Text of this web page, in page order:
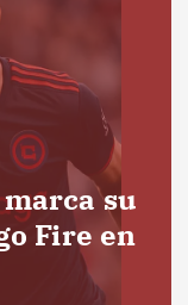
su
Fire en